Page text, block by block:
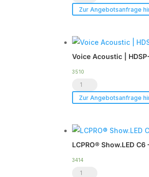
CXN-
CXN-
Zur Angebotsanfrage
Voice Acoustic |
3510
Voice
Acoustic
6DA
|
DSP
Endstufe
Zur Angebotsanfrage
LCPRO® Show.LED
3414
LCPRO®